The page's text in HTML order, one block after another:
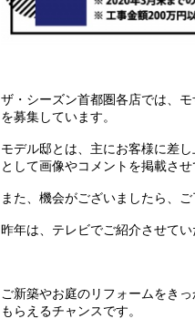
ザ・シーズン首都圏各店では、
を募集しています。
モデル邸とは、主にお客様に差
として画像やコメントを掲載さ
また、機会がございましたら、
昨年は、テレビでご紹介させてい
ご新築やお庭のリフォームをき
もらえるチャンスです。